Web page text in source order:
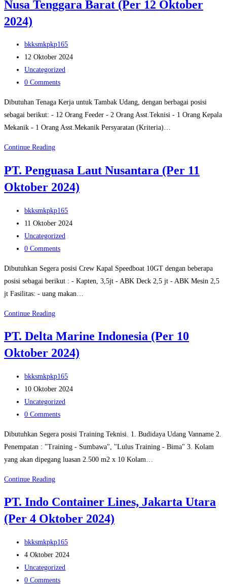
Segoro,
17
Oktober
2024)
Nusa Tenggara Barat (Per 12 Oktober
2024)
Post
author:
bkksmkpkp165
Post
published:
12 Oktober 2024
Post
category:
Uncategorized
Post
0 Comments
Dibutuhan Tenaga Kerja untuk Tambak Udang, dengan berbagai posisi
sebagai berikut: - 12 Orang Feeder - 2 Orang Asst.Teknisi - 1 Orang Kepala
Mekanik - 1 Orang Asst.Mekanik Persyaratan (Kriteria)…
Continue ReadingPT.
Sejahtera
Bersama,
Nusa
Tenggara
Barat
(Per
Oktober
PT. Penguasa Laut Nusantara (Per 11
Oktober 2024)
Post
author:
bkksmkpkp165
Post
published:
11 Oktober 2024
Post
category:
Uncategorized
Post
0 Comments
Dibutuhkan Segera posisi Crew Kapal Speedboat 10GT dengan beberapa
posisi sebagai berikut : - Kapten, 3,5jt - ABK Deck 2,5 jt - ABK Mesin 2,5
jt Fasilitas: - uang makan…
Continue ReadingPT.
Laut
Nusantara
11
Oktober
2024)
PT. Delta Marine Indonesia (Per 10
Oktober 2024)
Post
author:
bkksmkpkp165
Post
published:
10 Oktober 2024
Post
category:
Uncategorized
Post
0 Comments
Dibutuhkan Segera posisi Training Teknisi. 1. Budidaya Udang Vanname 2.
Penempatan : "Training - Sumbawa", "Lulus Training - Bima" 3. Kolam
yang akan dipegang luasan 2.500 m2 x 10 Kolam…
Continue ReadingPT.
Marine
Indonesia
10
Oktober
2024)
PT. Indo Container Lines, Jakarta Utara
(Per 4 Oktober 2024)
Post
author:
bkksmkpkp165
Post
published:
4 Oktober 2024
Post
category:
Uncategorized
Post
0 Comments